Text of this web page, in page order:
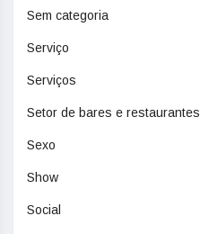
Sem categoria
Serviço
Serviços
Setor de bares e restaurantes
Sexo
Show
Social